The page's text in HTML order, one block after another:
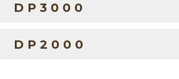
DP3000
DP2000